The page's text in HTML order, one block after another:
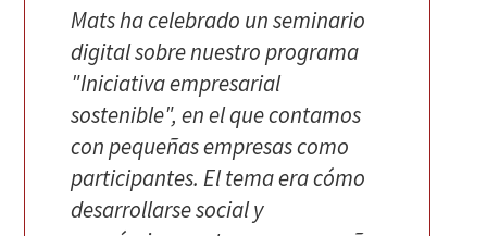
Mats ha celebrado un seminario
digital sobre nuestro programa
"Iniciativa empresarial
sostenible", en el que contamos
con pequeñas empresas como
participantes. El tema era cómo
desarrollarse social y